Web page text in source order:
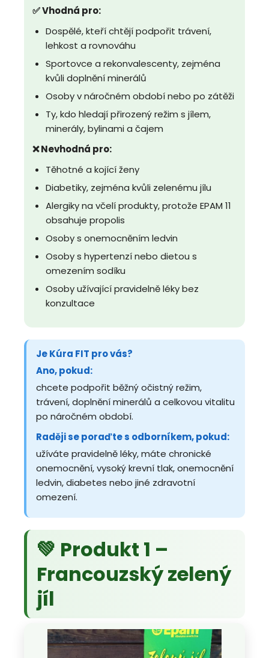
✅ Vhodná pro:
Dospělé, kteří chtějí podpořit trávení,
lehkost a rovnováhu
Sportovce a rekonvalescenty, zejména
kvůli doplnění minerálů
Osoby v náročném období nebo po zátěži
Ty, kdo hledají přirozený režim s jílem,
minerály, bylinami a čajem
❌ Nevhodná pro:
Těhotné a kojící ženy
Diabetiky, zejména kvůli zelenému jílu
Alergiky na včelí produkty, protože EPAM 11
obsahuje propolis
Osoby s onemocněním ledvin
Osoby s hypertenzí nebo dietou s
omezením sodíku
Osoby užívající pravidelně léky bez
konzultace
Je Kúra FIT pro vás?
Ano, pokud:
chcete podpořit běžný očistný režim,
trávení, doplnění minerálů a celkovou vitalitu
po náročném období.
Raději se poraďte s odborníkem, pokud:
užíváte pravidelně léky, máte chronické
onemocnění, vysoký krevní tlak, onemocnění
ledvin, diabetes nebo jiné zdravotní
omezení.
💚 Produkt 1 –
Francouzský zelený
jíl